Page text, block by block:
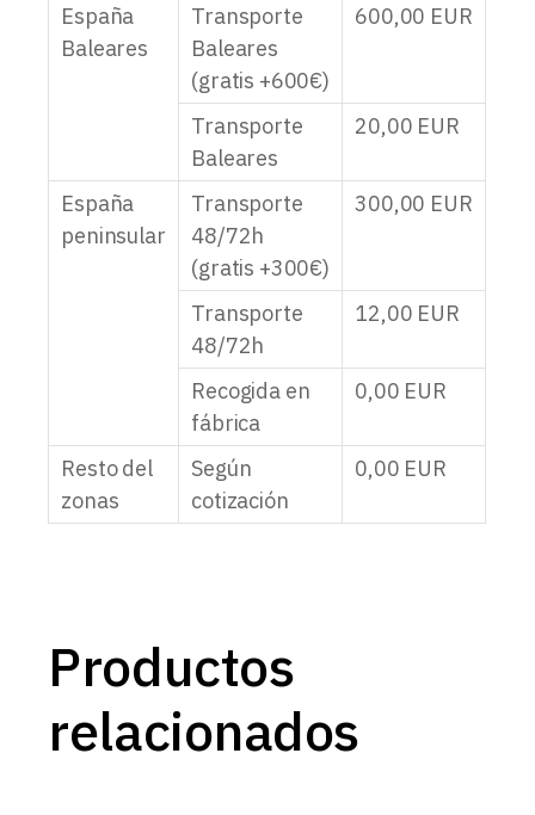
España
Baleares
Transporte
Baleares
(gratis +600€)
600,00 EUR
Transporte
Baleares
20,00 EUR
España
peninsular
Transporte
48/72h
(gratis +300€)
300,00 EUR
Transporte
48/72h
12,00 EUR
Recogida en
fábrica
0,00 EUR
Resto del
zonas
Según
cotización
0,00 EUR
Productos
relacionados